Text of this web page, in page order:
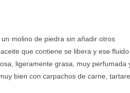
molino de piedra sin añadir otros
que contiene se libera y ese fluido
ligeramente grasa, muy perfumada
bien con carpachos de carne,